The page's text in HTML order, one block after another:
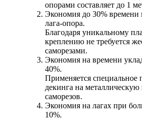
опорами составляет до 1
Экономия до 30%
лага-опора.
Благодаря уникальному
креплению не требуется
саморезами.
Экономия на времени
40%.
Применяется специальное
декинга на
саморезов.
Экономия на лагах при
10%.